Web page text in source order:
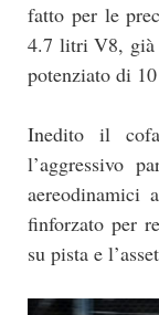
fatto per le
4.7 litri V8, già
potenziato di
Inedito il
l’aggressivo
aereodinamici
finforzato per
su pista e